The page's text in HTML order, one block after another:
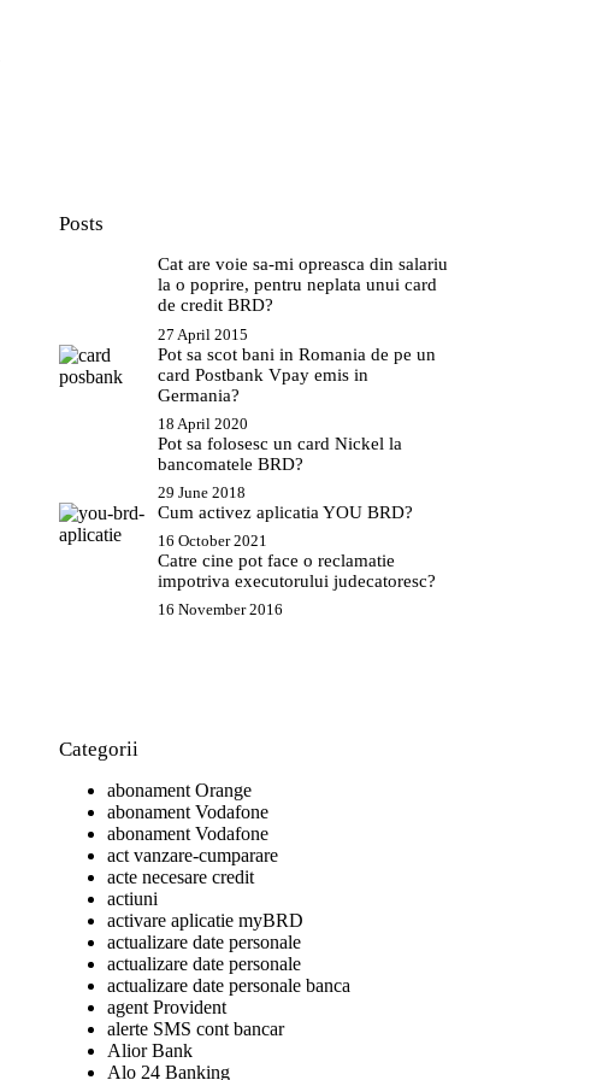
Posts
Cat are voie sa-mi opreasca din salariu
la o poprire, pentru neplata unui card
de credit BRD?
27 April 2015
Pot sa scot bani in Romania de pe un
card Postbank Vpay emis in
Germania?
18 April 2020
Pot sa folosesc un card Nickel la
bancomatele BRD?
29 June 2018
Cum activez aplicatia YOU BRD?
16 October 2021
Catre cine pot face o reclamatie
impotriva executorului judecatoresc?
16 November 2016
Categorii
abonament Orange
abonament Vodafone
abonament Vodafone
act vanzare-cumparare
acte necesare credit
actiuni
activare aplicatie myBRD
actualizare date personale
actualizare date personale
actualizare date personale banca
agent Provident
alerte SMS cont bancar
Alior Bank
Alo 24 Banking